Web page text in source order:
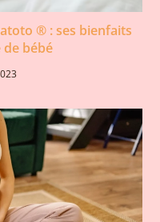
® : ses bienfaits
bébé